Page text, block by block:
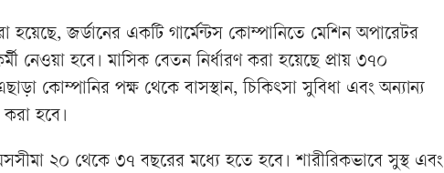
হয়েছে, জর্ডানের একটি গার্মেন্টস কোম্পানিতে মেশিন অপারেটর
নেওয়া হবে। মাসিক বেতন নির্ধারণ করা হয়েছে প্রায় ৩৭০
কোম্পানির পক্ষ থেকে বাসস্থান, চিকিৎসা সুবিধা এবং অন্যান্য
হবে।
২০ থেকে ৩৭ বছরের মধ্যে হতে হবে। শারীরিকভাবে সুস্থ এবং